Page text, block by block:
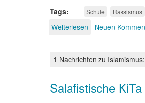
Tags Schule Rassismus
Weiterlesen über
Islam
und
Neuen
1 Nachrichten zu Islamismus:
Salafistische